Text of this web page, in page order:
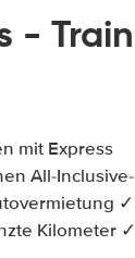
- Train
mit Express
All-Inclusive-
✓
Kilometer ✓